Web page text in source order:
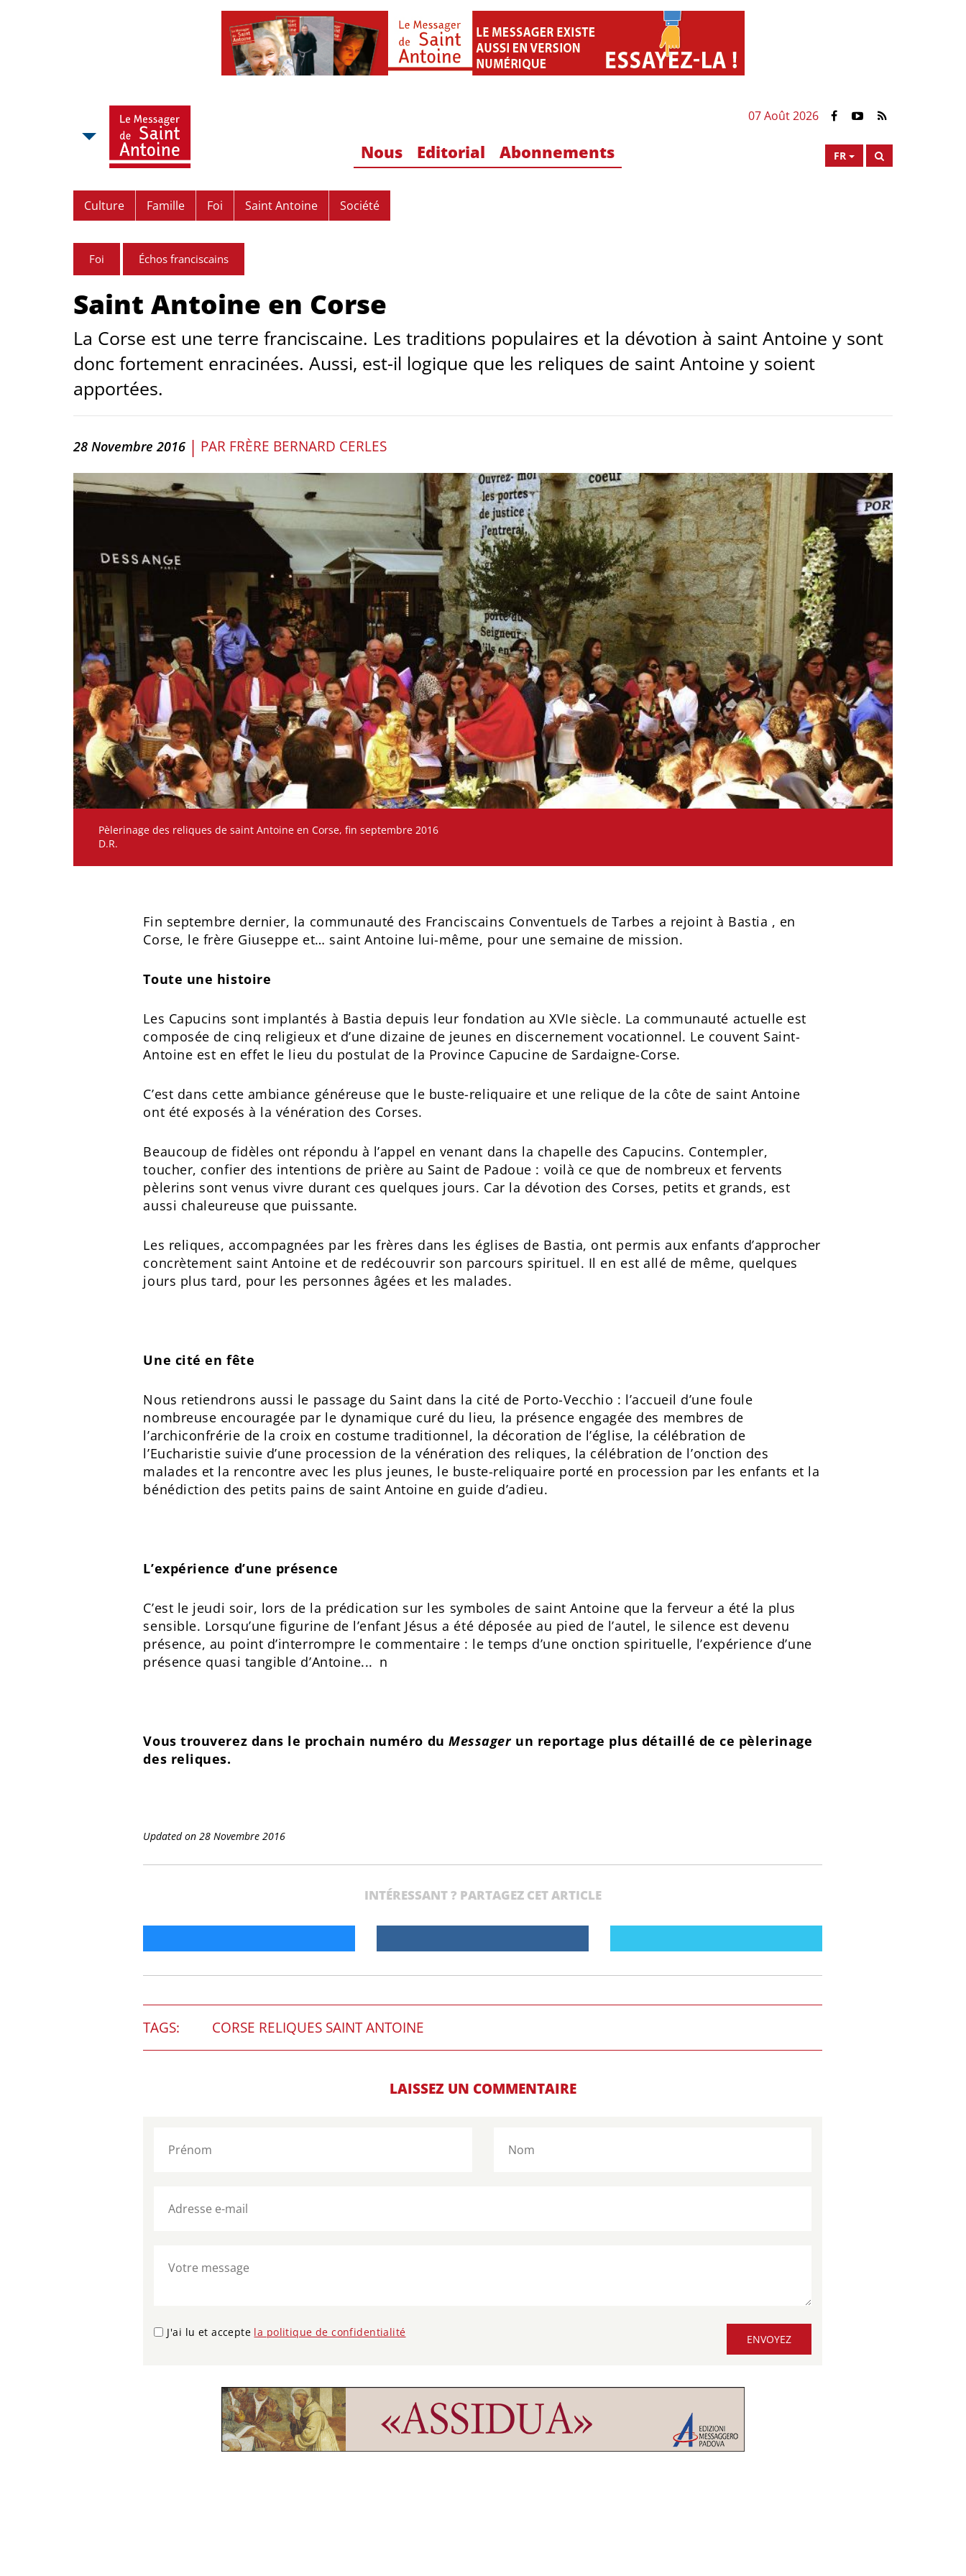
07 Août 2026
FR
Nous Editorial Abonnements
Culture Famille Foi Saint Antoine Société
Foi Échos franciscains
Saint Antoine en Corse
La Corse est une terre franciscaine. Les traditions populaires et la dévotion à saint Antoine y sont
donc fortement enracinées. Aussi, est-il logique que les reliques de saint Antoine y soient
apportées.
28 Novembre 2016 | PAR FRÈRE BERNARD CERLES
Pèlerinage des reliques de saint Antoine en Corse, fin septembre 2016
D.R.
Fin septembre dernier, la communauté des Franciscains Conventuels de Tarbes a rejoint à Bastia , en
Corse, le frère Giuseppe et… saint Antoine lui-même, pour une semaine de mission.
Toute une histoire
Les Capucins sont implantés à Bastia depuis leur fondation au XVIe siècle. La communauté actuelle est
composée de cinq religieux et d’une dizaine de jeunes en discernement vocationnel. Le couvent Saint-
Antoine est en effet le lieu du postulat de la Province Capucine de Sardaigne-Corse.
C’est dans cette ambiance généreuse que le buste-reliquaire et une relique de la côte de saint Antoine
ont été exposés à la vénération des Corses.
Beaucoup de fidèles ont répondu à l’appel en venant dans la chapelle des Capucins. Contempler,
toucher, confier des intentions de prière au Saint de Padoue : voilà ce que de nombreux et fervents
pèlerins sont venus vivre durant ces quelques jours. Car la dévotion des Corses, petits et grands, est
aussi chaleureuse que puissante.
Les reliques, accompagnées par les frères dans les églises de Bastia, ont permis aux enfants d’approcher
concrètement saint Antoine et de redécouvrir son parcours spirituel. Il en est allé de même, quelques
jours plus tard, pour les personnes âgées et les malades.
Une cité en fête
Nous retiendrons aussi le passage du Saint dans la cité de Porto-Vecchio : l’accueil d’une foule
nombreuse encouragée par le dynamique curé du lieu, la présence engagée des membres de
l’archiconfrérie de la croix en costume traditionnel, la décoration de l’église, la célébration de
l’Eucharistie suivie d’une procession de la vénération des reliques, la célébration de l’onction des
malades et la rencontre avec les plus jeunes, le buste-reliquaire porté en procession par les enfants et la
bénédiction des petits pains de saint Antoine en guide d’adieu.
L’expérience d’une présence
C’est le jeudi soir, lors de la prédication sur les symboles de saint Antoine que la ferveur a été la plus
sensible. Lorsqu’une figurine de l’enfant Jésus a été déposée au pied de l’autel, le silence est devenu
présence, au point d’interrompre le commentaire : le temps d’une onction spirituelle, l’expérience d’une
présence quasi tangible d’Antoine... n
Vous trouverez dans le prochain numéro duMessagerun reportage plus détaillé de ce pèlerinage
des reliques.
Updated on 28 Novembre 2016
INTÉRESSANT ? PARTAGEZ CET ARTICLE
TAGS: CORSE RELIQUES SAINT ANTOINE
LAISSEZ UN COMMENTAIRE
ENVOYEZ
J'ai lu et accepte la politique de confidentialité